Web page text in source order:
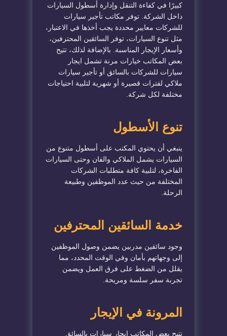
كبيرًا في كفاءة التنقل وإدارة أسطول السيارات
داخل الشركة. توفر مكاتب تأجير سيارات
للشركات معايير محددة يجب أخذها في الاعتبار،
مثل تنوع السيارات، توفر السائقين المحترفين،
وأسعار الإيجار المناسبة. بالإضافة لذلك، تتيح
بعض المكاتب خيارات مرنة تشمل ايجار
سيارات للشركات بالسائق أو تأجير سيارات
ملاكي لفترات قصيرة أو شهرية لتلبية احتياجات
مختلفة لكل شركة.
تنوع الأسطول
ينبغي أن يحتوي المكتب على أسطول متنوع من
السيارات يشمل الملاكي والفان وحتى السيارات
الفاخرة، لتلبية كافة متطلبات الشركات
المختلفة من حيث عدد الموظفين وطبيعة
الرحلة.
خدمة السائقين المحترفين
وجود سائقين مدربين يضمن وصول الموظفين
إلى وجهاتهم بأمان وفي الوقت المحدد، مما
يقلل من الضغط على فرق العمل ويضمن
تجربة سفر سلسة ومريحة.
المرونة في الإيجار
تتيح بعض المكاتب ايجار سيارات بالسائق